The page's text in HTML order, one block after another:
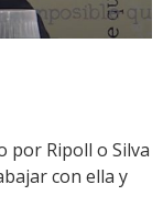
por Ripoll o Silva
con ella y